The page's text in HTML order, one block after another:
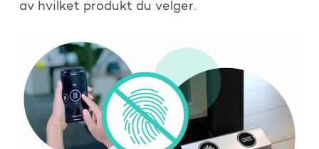
av hvilket produkt du velger.